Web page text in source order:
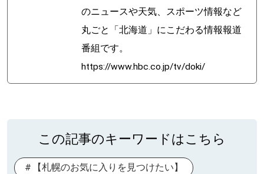
のニュースや天気、スポーツ情報など
丸ごと「北海道」にこだわる情報報道
番組です。
https://www.hbc.co.jp/tv/doki/
この記事のキーワードはこちら
【札幌のお気に入りを見つけたい】